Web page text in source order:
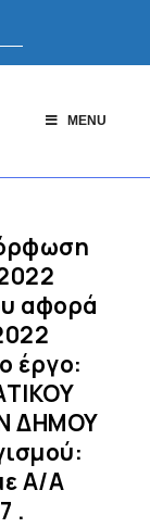
MENU
αφορά
έργο:
ΔΗΜΟΥ
Α/Α
.